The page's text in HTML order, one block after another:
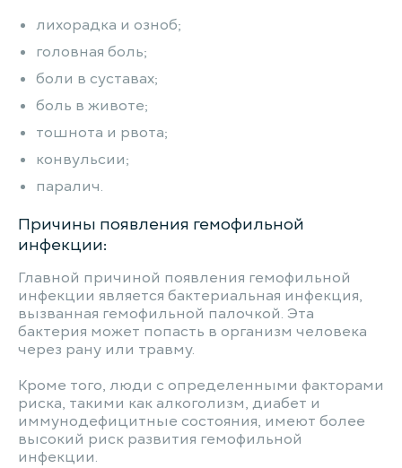
лихорадка и озноб;
головная боль;
боли в суставах;
боль в животе;
тошнота и рвота;
конвульсии;
паралич.
Причины появления гемофильной
инфекции:
Главной причиной появления гемофильной
инфекции является бактериальная инфекция,
вызванная гемофильной палочкой. Эта
бактерия может попасть в организм человека
через рану или травму.
Кроме того, люди с определенными факторами
риска, такими как алкоголизм, диабет и
иммунодефицитные состояния, имеют более
высокий риск развития гемофильной
инфекции.